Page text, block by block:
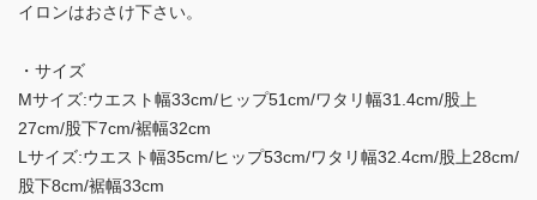
イロンはおさけ下さい。
・サイズ
Mサイズ:ウエスト幅33cm/ヒップ51cm/ワタリ幅31.4cm/股上
27cm/股下7cm/裾幅32cm
Lサイズ:ウエスト幅35cm/ヒップ53cm/ワタリ幅32.4cm/股上28cm/
股下8cm/裾幅33cm